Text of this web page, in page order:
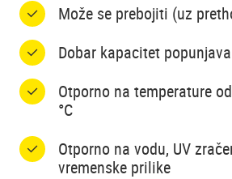
Može se prebojiti (uz
Dobar kapacitet
Otporno na temperature
°C
Otporno na vodu, UV
vremenske prilike